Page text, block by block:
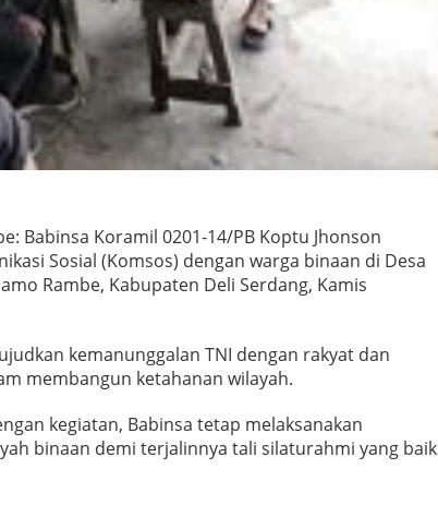
Babinsa Koramil 0201-14/PB Koptu Jhonson
Sosial (Komsos) dengan warga binaan di Desa
Rambe, Kabupaten Deli Serdang, Kamis
kemanunggalan TNI dengan rakyat dan
membangun ketahanan wilayah.
kegiatan, Babinsa tetap melaksanakan
binaan demi terjalinnya tali silaturahmi yang baik